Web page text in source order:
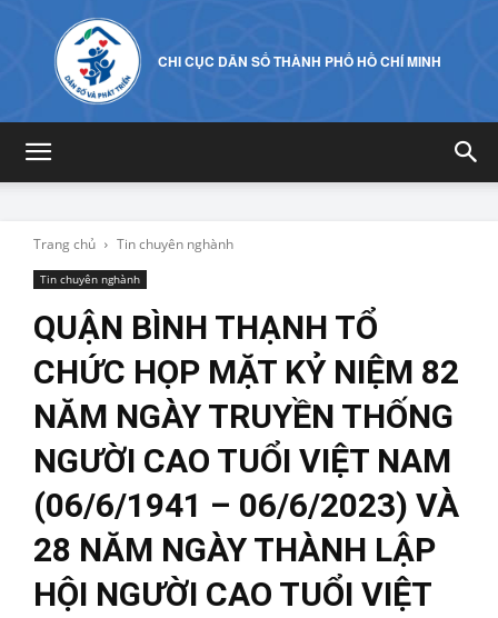
CHI CỤC DÂN SỐ THÀNH PHỐ HỒ CHÍ MINH
Trang chủ Tin chuyên nghành
Tin chuyên nghành
QUẬN BÌNH THẠNH TỔ
CHỨC HỌP MẶT KỶ NIỆM 82
NĂM NGÀY TRUYỀN THỐNG
NGƯỜI CAO TUỔI VIỆT NAM
(06/6/1941 – 06/6/2023) VÀ
28 NĂM NGÀY THÀNH LẬP
HỘI NGƯỜI CAO TUỔI VIỆT